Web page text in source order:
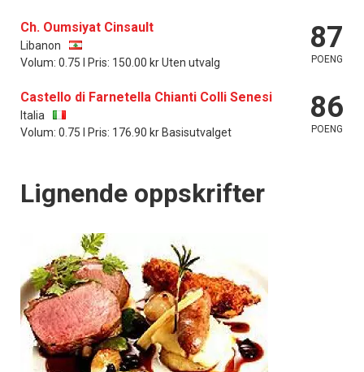
Ch. Oumsiyat Cinsault
Libanon
Volum: 0.75 l Pris: 150.00 kr Uten utvalg
87
POENG
Castello di Farnetella Chianti Colli Senesi
Italia
Volum: 0.75 l Pris: 176.90 kr Basisutvalget
86
POENG
Lignende oppskrifter